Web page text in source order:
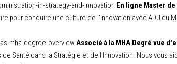
in-strategy-and-innovation En ligne Master
pour conduire une culture de l'innovation avec ADU du
mha-degree-overview Associé à la MHA Degré vue
Santé dans la Stratégie et de l'Innovation. Nous vous